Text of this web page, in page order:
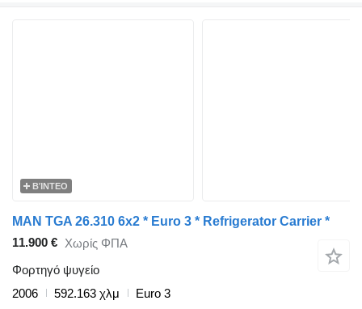
ΒΊΝΤΕΟ
MAN TGA 26.310 6x2 * Euro 3 * Refrigerator Carrier *
11.900 € Χωρίς ΦΠΑ
Φορτηγό ψυγείο
2006
592.163 χλμ
Euro 3